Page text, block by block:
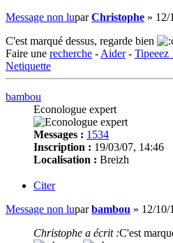
Message non luparChristophe » 12/
C'est marqué dessus, regarde bien
Faire une recherche - Aider- Tipeeez
Netiquette
bambou
Econologue expert
Messages : 1534
Inscription : 19/03/07, 14:46
Localisation : Breizh
Citer
Message non luparbambou » 12/10/
Christophe a écrit :C'est